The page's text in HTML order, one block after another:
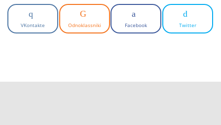
VKontakte Odnoklassniki Facebook Twitter